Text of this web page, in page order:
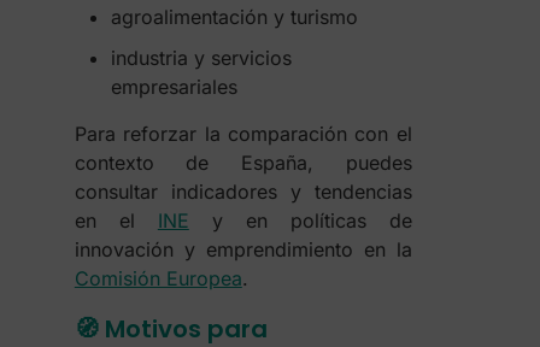
agroalimentación y turismo
industria y servicios
empresariales
Para reforzar la comparación con el
contexto de España, puedes
consultar indicadores y tendencias
en el INE y en políticas de
innovación y emprendimiento en la
Comisión Europea.
🧭 Motivos para